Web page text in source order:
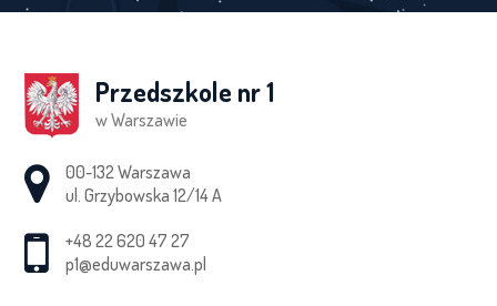
Przedszkole nr 1
w Warszawie
Adres pocztowy:
00-132 Warszawa
ul. Grzybowska 12/14 A
+48 22 620 47 27
p1@eduwarszawa.pl